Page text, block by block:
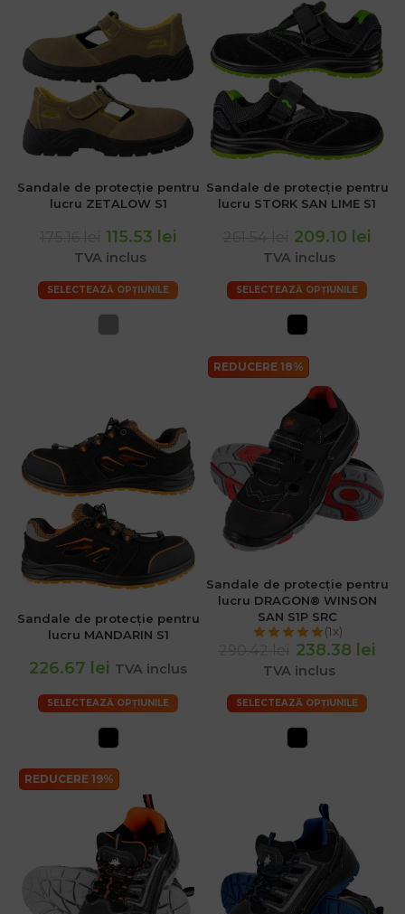
Sandale de protecție pentru
lucru ZETALOW S1
115.53 lei
TVA inclus
SELECTEAZĂ OPȚIUNILE
Sandale de protecție pentru
lucru STORK SAN LIME S1
209.10 lei
TVA inclus
SELECTEAZĂ OPȚIUNILE
Sandale de protecție pentru
lucru MANDARIN S1
226.67 lei TVA inclus
SELECTEAZĂ OPȚIUNILE
REDUCERE 18%
Sandale de protecție pentru
lucru DRAGON® WINSON
SAN S1P SRC
(1x)
238.38 lei
TVA inclus
SELECTEAZĂ OPȚIUNILE
REDUCERE 19%